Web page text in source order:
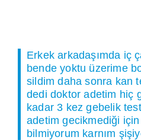
Erkek arkadaşımda iç
bende yoktu üzerime
sildim daha sonra kan
dedi doktor adetim hiç
kadar 3 kez gebelik
adetim gecikmediği için
bilmiyorum karnım